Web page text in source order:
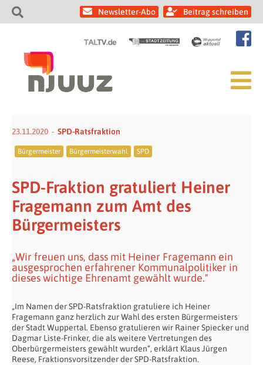
Newsletter-Abo Beitrag schreiben
23.11.2020 SPD-Ratsfraktion
Bürgermeister Bürgermeisterwahl SPD
SPD-Fraktion gratuliert Heiner
Fragemann zum Amt des
Bürgermeisters
„Wir freuen uns, dass mit Heiner Fragemann ein
ausgesprochen erfahrener Kommunalpolitiker in
dieses wichtige Ehrenamt gewählt wurde."
„Im Namen der SPD-Ratsfraktion gratuliere ich Heiner
Fragemann ganz herzlich zur Wahl des ersten Bürgermeisters
der Stadt Wuppertal. Ebenso gratulieren wir Rainer Spiecker und
Dagmar Liste-Frinker, die als weitere Vertretungen des
Oberbürgermeisters gewählt wurden“, erklärt Klaus Jürgen
Reese, Fraktionsvorsitzender der SPD-Ratsfraktion.